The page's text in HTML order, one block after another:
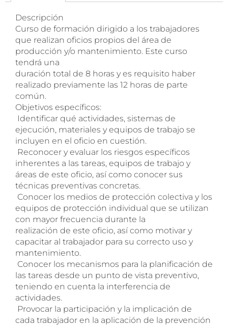
Descripción
Curso de formación dirigido a los trabajadores
que realizan oficios propios del área de
producción y/o mantenimiento. Este curso
tendrá una
duración total de 8 horas y es requisito haber
realizado previamente las 12 horas de parte
común.
Objetivos específicos:
 Identificar qué actividades, sistemas de
ejecución, materiales y equipos de trabajo se
incluyen en el oficio en cuestión.
 Reconocer y evaluar los riesgos específicos
inherentes a las tareas, equipos de trabajo y
áreas de este oficio, así como conocer sus
técnicas preventivas concretas.
 Conocer los medios de protección colectiva y los
equipos de protección individual que se utilizan
con mayor frecuencia durante la
realización de este oficio, así como motivar y
capacitar al trabajador para su correcto uso y
mantenimiento.
 Conocer los mecanismos para la planificación de
las tareas desde un punto de vista preventivo,
teniendo en cuenta la interferencia de
actividades.
 Provocar la participación y la implicación de
cada trabajador en la aplicación de la prevención
Nuevo servicio de
Radiografías en Unidades
Móviles
En Euca tenemos la posibilidad de
realizar radiografías in situ en nuestras
unidades de reconocimiento médico y
en nuestros servicios de reconocimiento
médico. Póngase en contacto para
recibir más información.